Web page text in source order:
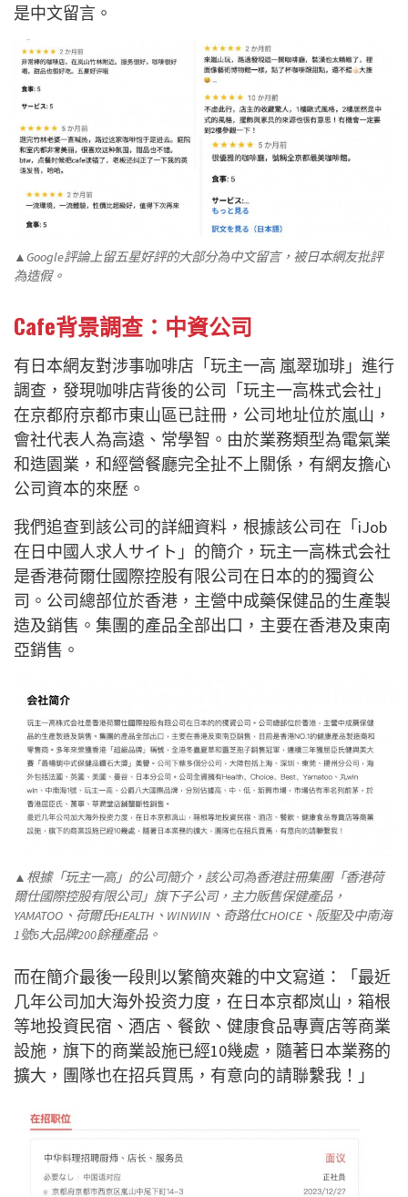
是中文留言。
▲Google評論上留五星好評的大部分為中文留言，被日本網友批評
為造假。
Cafe背景調查：中資公司
有日本網友對涉事咖啡店「玩主一高 嵐翠珈琲」進行
調查，發現咖啡店背後的公司「玩主一高株式会社」
在京都府京都市東山區已註冊，公司地址位於嵐山，
會社代表人為高遠、常學智。由於業務類型為電氣業
和造園業，和經營餐廳完全扯不上關係，有網友擔心
公司資本的來歷。
我們追查到該公司的詳細資料，根據該公司在「iJob
在日中國人求人サイト」的簡介，玩主一高株式会社
是香港荷爾仕國際控股有限公司在日本的的獨資公
司。公司總部位於香港，主營中成藥保健品的生產製
造及銷售。集團的產品全部出口，主要在香港及東南
亞銷售。
▲根據「玩主一高」的公司簡介，該公司為香港註冊集團「香港荷
爾仕國際控股有限公司」旗下子公司，主力販售保健產品，
YAMATOO、荷爾氏HEALTH、WINWIN、奇路仕CHOICE、阪聖及中南海
1號6大品牌200餘種產品。
而在簡介最後一段則以繁簡夾雜的中文寫道：「最近
几年公司加大海外投资力度，在日本京都岚山，箱根
等地投資民宿、酒店、餐飲、健康食品專賣店等商業
設施，旗下的商業設施已經10幾處，隨著日本業務的
擴大，團隊也在招兵買馬，有意向的請聯繫我！」